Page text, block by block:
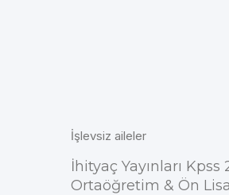
İşlevsiz aileler
İhityaç Yayınları Kpss
Ortaöğretim & Ön